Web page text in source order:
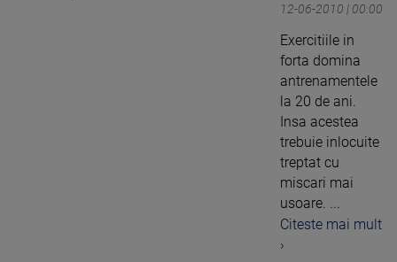
12-06-2010 | 00:00
Exercitiile in
forta domina
antrenamentele
la 20 de ani.
Insa acestea
trebuie inlocuite
treptat cu
miscari mai
usoare. ...
Citeste mai mult
›